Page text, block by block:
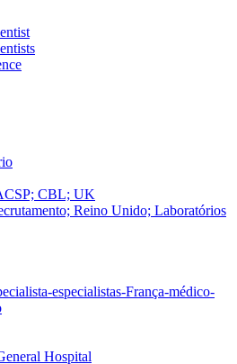
CBL; UK
Reino Unido; Laboratórios
especialistas-França-médico-
Hospital